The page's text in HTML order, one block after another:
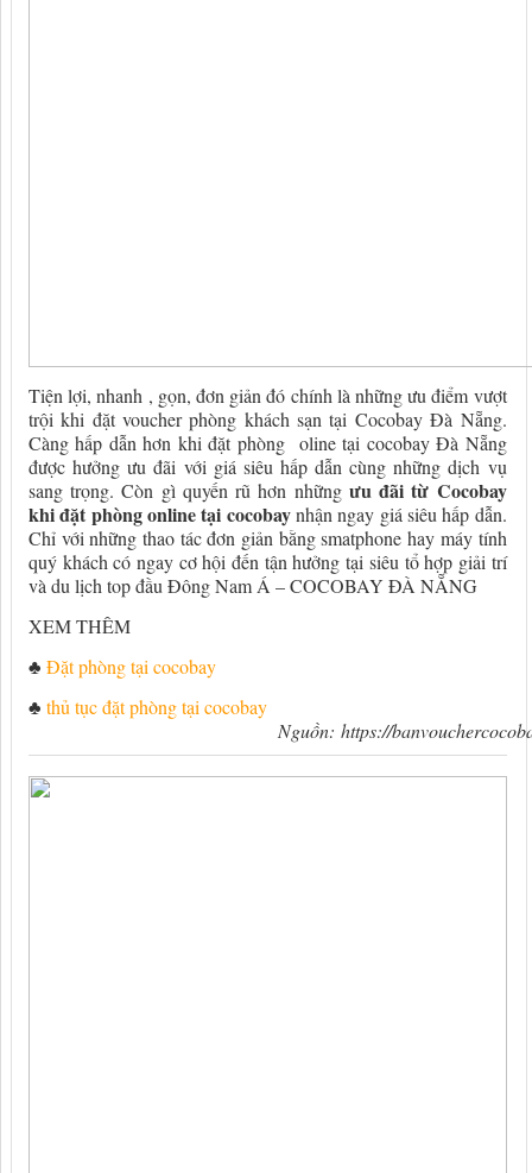
Tiện lợi, nhanh , gọn, đơn giản đó chính là những ưu điểm vượt
trội khi đặt voucher phòng khách sạn tại Cocobay Đà Nẵng.
Càng hấp dẫn hơn khi đặt phòng oline tại cocobay Đà Nẵng
được hưởng ưu đãi với giá siêu hấp dẫn cùng những dịch vụ
sang trọng. Còn gì quyến rũ hơn nhữngưu đãi từ Cocobay
khi đặt phòng online tại cocobaynhận ngay giá siêu hấp dẫn.
Chỉ với những thao tác đơn giản bằng smatphone hay máy tính
quý khách có ngay cơ hội đến tận hưởng tại siêu tổ hợp giải trí
và du lịch top đầu Đông Nam Á – COCOBAY ĐÀ NẴNG
XEM THÊM
♣ Đặt phòng tại cocobay
♣ thủ tục đặt phòng tại cocobay
Nguồn: https://